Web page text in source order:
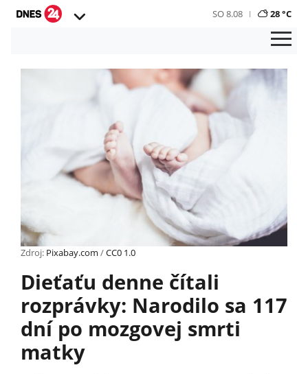
SO 8.08 28 °C
Zdroj: Pixabay.com /CC0 1.0
Dieťaťu denne čítali
rozprávky: Narodilo sa 117
dní po mozgovej smrti
matky